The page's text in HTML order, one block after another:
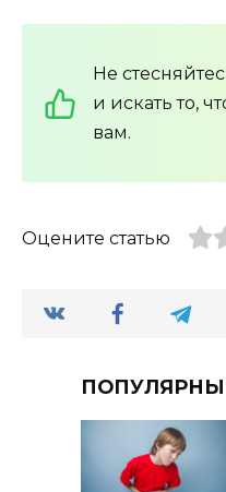
Не
и искать то,
вам.
Оцените статью